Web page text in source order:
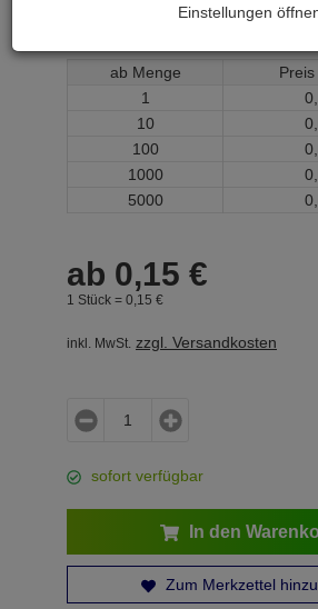
ab Menge
1
0,
10
0,
100
0,
1000
0,
5000
0,
ab 0,15 €
1 Stück = 0, 15 €
inkl. MwSt. zzgl. Versandkosten
sofort verfügbar
In den
Zum Merkzettel
Einstellungen